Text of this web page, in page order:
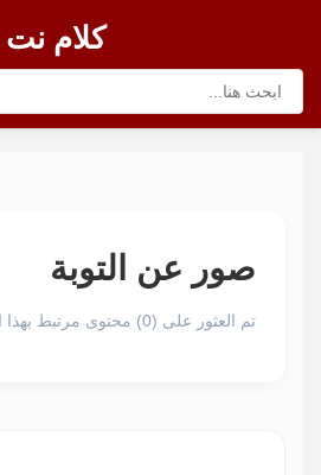
كلام نت
صور عن التوبة
تم العثور على (0) محتوى مرتبط بهذا الوسم.